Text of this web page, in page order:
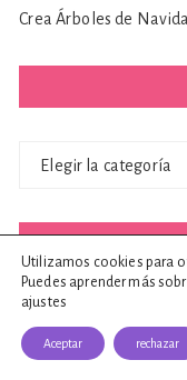
Crea Árboles de
Elegir la categoría
Arboles De Navidad
Utilizamos cookies para
Puedes aprender más
ajustes
Aceptar rechazar